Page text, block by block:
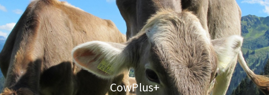
CowPlus+